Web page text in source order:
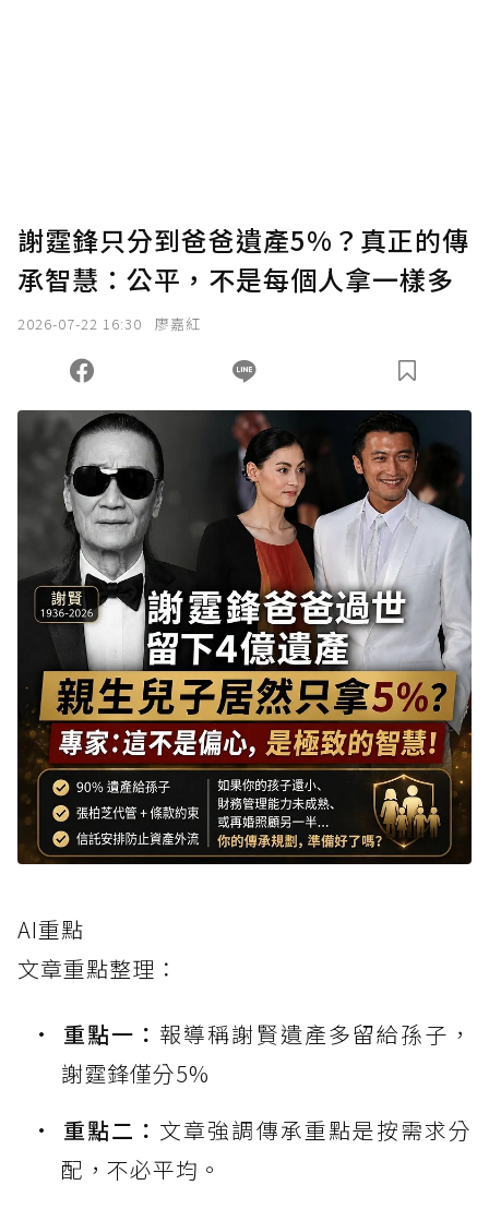
謝霆鋒只分到爸爸遺產5%？真正的傳
承智慧：公平，不是每個人拿一樣多
2026-07-22 16:30 廖嘉紅
AI重點
文章重點整理：
重點一： 報導稱謝賢遺產多留給孫子，
謝霆鋒僅分5%
重點二： 文章強調傳承重點是按需求分
配，不必平均。